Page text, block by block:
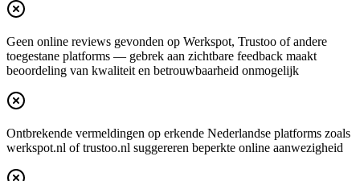
Geen online reviews gevonden op Werkspot, Trustoo of andere
toegestane platforms — gebrek aan zichtbare feedback maakt
beoordeling van kwaliteit en betrouwbaarheid onmogelijk
Ontbrekende vermeldingen op erkende Nederlandse platforms zoals
werkspot.nl of trustoo.nl suggereren beperkte online aanwezigheid